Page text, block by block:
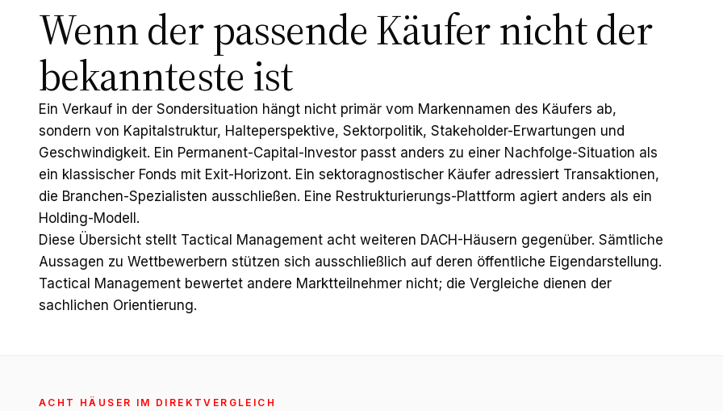
Wenn der passende Käufer nicht der
bekannteste ist
Ein Verkauf in der Sondersituation hängt nicht primär vom Markennamen des Käufers ab,
sondern von Kapitalstruktur, Halteperspektive, Sektorpolitik, Stakeholder-Erwartungen und
Geschwindigkeit. Ein Permanent-Capital-Investor passt anders zu einer Nachfolge-Situation als
ein klassischer Fonds mit Exit-Horizont. Ein sektoragnostischer Käufer adressiert Transaktionen,
die Branchen-Spezialisten ausschließen. Eine Restrukturierungs-Plattform agiert anders als ein
Holding-Modell.
Diese Übersicht stellt Tactical Management acht weiteren DACH-Häusern gegenüber. Sämtliche
Aussagen zu Wettbewerbern stützen sich ausschließlich auf deren öffentliche Eigendarstellung.
Tactical Management bewertet andere Marktteilnehmer nicht; die Vergleiche dienen der
sachlichen Orientierung.
ACHT HÄUSER IM DIREKTVERGLEICH